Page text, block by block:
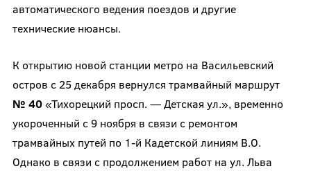
автоматического ведения поездов и другие
технические нюансы.
К открытию новой станции метро на Васильевский
остров с 25 декабря вернулся трамвайный маршрут
№ 40«Тихорецкий просп. — Детская ул.», временно
укороченный с 9 ноября в связи с ремонтом
трамвайных путей по 1-й Кадетской линиям В.О.
Однако в связи с продолжением работ на ул. Льва